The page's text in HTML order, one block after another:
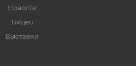
Новости
Видео
Выставки